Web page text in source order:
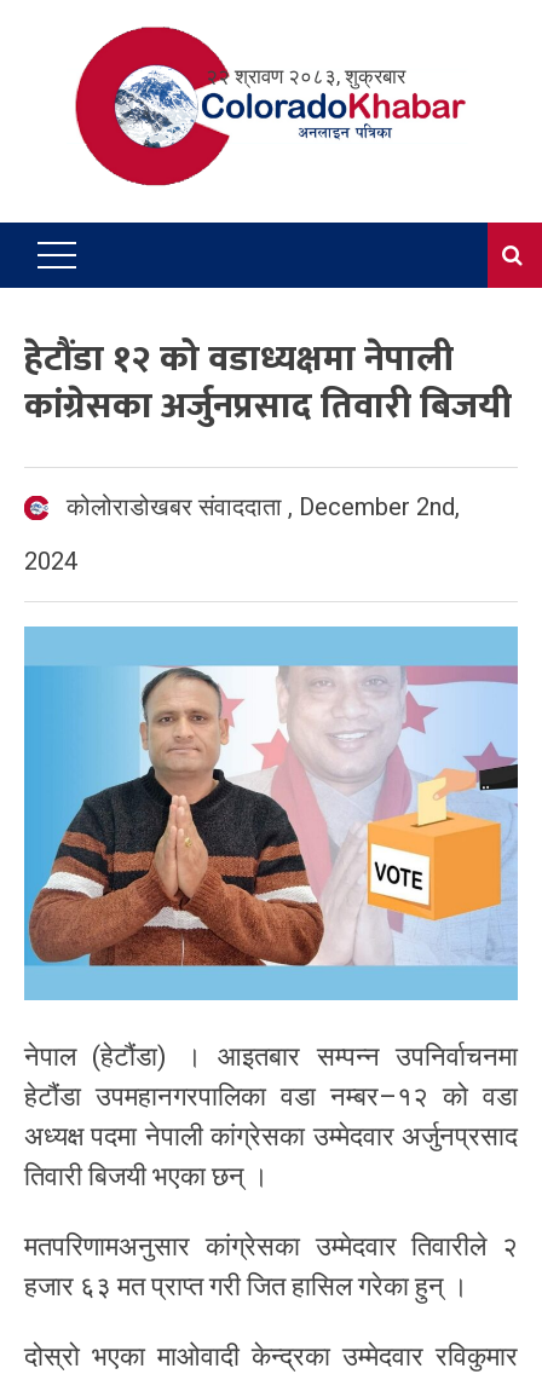
२२ श्रावण २०८३, शुक्रबार
हेटौंडा १२ को वडाध्यक्षमा नेपाली
कांग्रेसका अर्जुनप्रसाद तिवारी बिजयी
कोलोराडोखबर संवाददाता , December 2nd,
2024
नेपाल (हेटौंडा) । आइतबार सम्पन्न उपनिर्वाचनमा
हेटौंडा उपमहानगरपालिका वडा नम्बर–१२ को वडा
अध्यक्ष पदमा नेपाली कांग्रेसका उम्मेदवार अर्जुनप्रसाद
तिवारी बिजयी भएका छन् ।
मतपरिणामअनुसार कांग्रेसका उम्मेदवार तिवारीले २
हजार ६३ मत प्राप्त गरी जित हासिल गरेका हुन् ।
दोस्रो भएका माओवादी केन्द्रका उम्मेदवार रविकुमार